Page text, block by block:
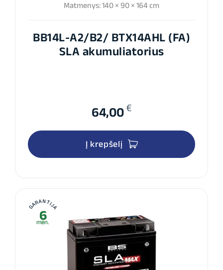
Matmenys: 140 × 90 × 164 cm
BB14L-A2/B2/ BTX14AHL (FA)
SLA akumuliatorius
64,00 €
Į krepšelį
GARANTIJA
6
mėn.